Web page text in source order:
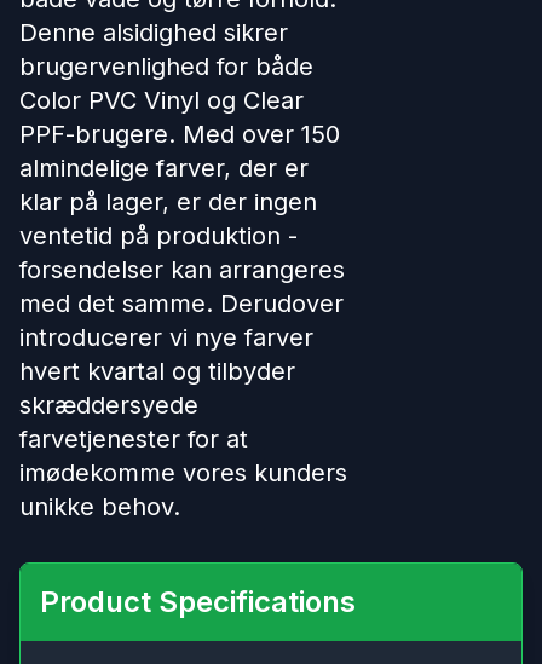
Denne alsidighed sikrer
brugervenlighed for både
Color PVC Vinyl og Clear
PPF-brugere. Med over 150
almindelige farver, der er
klar på lager, er der ingen
ventetid på produktion -
forsendelser kan arrangeres
med det samme. Derudover
introducerer vi nye farver
hvert kvartal og tilbyder
skræddersyede
farvetjenester for at
imødekomme vores kunders
unikke behov.
Product Specifications